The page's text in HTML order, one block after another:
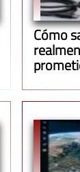
Cómo